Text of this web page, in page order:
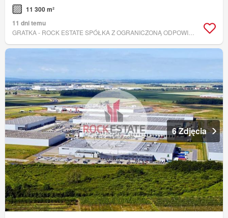
11 300 m²
11 dni temu
6 Zdjęcia